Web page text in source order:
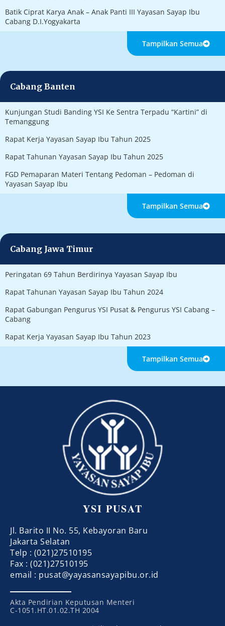
Batik Ciprat Karya Anak – Anak Panti III Yayasan Sayap Ibu
Cabang D.I.Yogyakarta
Tampilkan Semua
Cabang Banten
Kunjungan Studi Banding YSI Ke Sentra Terpadu “Kartini” di
Temanggung
Rapat Kerja Yayasan Sayap Ibu Tahun 2025
Rapat Tahunan Yayasan Sayap Ibu Tahun 2025
FGD Pemaparan Materi Tentang Pedoman – Pedoman di
Yayasan Sayap Ibu
Tampilkan Semua
Cabang Jawa Timur
Peringatan 69 Tahun Berdirinya Yayasan Sayap Ibu
Rapat Tahunan Yayasan Sayap Ibu Tahun 2024
Rapat Gabungan Pengurus YSI Pusat & Pengurus YSI Cabang –
Cabang
Rapat Kerja Yayasan Sayap Ibu Tahun 2023
Tampilkan Semua
YSI PUSAT
Jl. Barito II No. 55, Kebayoran Baru
Jakarta Selatan
Telp : (021)27510195
Fax : (021)27510195
email : pusat@yayasansayapibu.or.id
Akta Pendirian Keputusan Menteri
C-1051.HT.01.02.TH 2004